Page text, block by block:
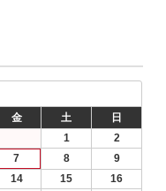
金 土 日
1
2
7 8
9
14 15
16